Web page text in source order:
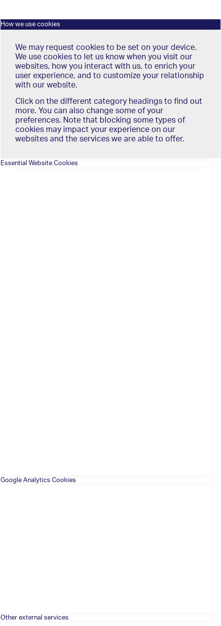
How we use cookies
We may request cookies to be set on your device.
We use cookies to let us know when you visit our
websites, how you interact with us, to enrich your
user experience, and to customize your relationship
with our website.
Click on the different category headings to find out
more. You can also change some of your
preferences. Note that blocking some types of
cookies may impact your experience on our
websites and the services we are able to offer.
Essential Website Cookies
Google Analytics Cookies
Other external services